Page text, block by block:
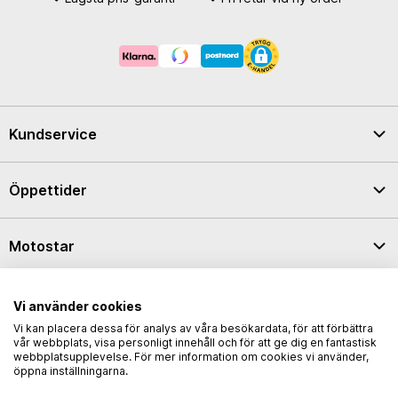
Kundservice
Öppettider
Motostar
Vi använder cookies
Vi kan placera dessa för analys av våra besökardata, för att förbättra
vår webbplats, visa personligt innehåll och för att ge dig en fantastisk
webbplatsupplevelse. För mer information om cookies vi använder,
öppna inställningarna.